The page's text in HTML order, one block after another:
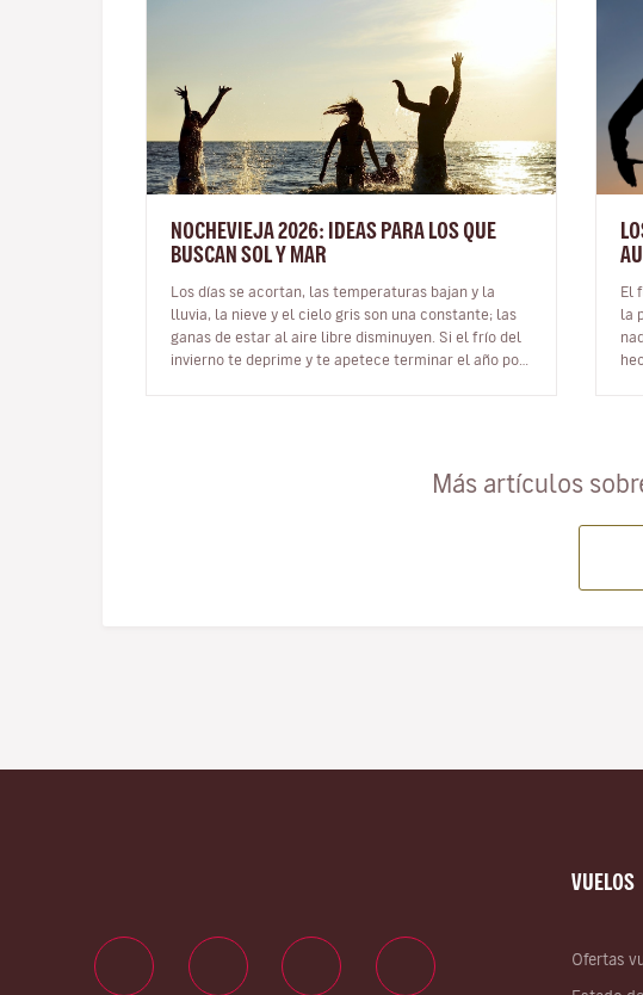
NOCHEVIEJA 2026: IDEAS PARA LOS QUE
BUSCAN SOL Y MAR
Los días se acortan, las temperaturas bajan y la
lluvia, la nieve y el cielo gris son una constante; las
ganas de estar al aire libre disminuyen. Si el frío del
invierno te deprime y te apetece terminar el año por
El
la
Más artículos
VUELOS
Ofertas